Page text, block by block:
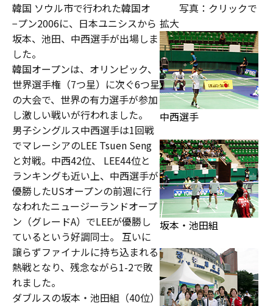
韓国 ソウル市で行われた韓国オ
−プン2006に、日本ユニシスから
坂本、池田、中西選手が出場しま
した。
韓国オープンは、オリンピック、
世界選手権（7つ星）に次ぐ6つ星
の大会で、世界の有力選手が参加
し激しい戦いが行われました。
男子シングルス中西選手は1回戦
でマレーシアのLEE Tsuen Seng
と対戦。中西42位、 LEE44位と
ランキングも近い上、中西選手が
優勝したUSオープンの前週に行
なわれたニュージーランドオープ
ン（グレードA）でLEEが優勝し
ているという好調同士。 互いに
譲らずファイナルに持ち込まれる
熱戦となり、残念ながら1-2で敗
れました。
ダブルスの坂本・池田組（40位）
写真：クリックで
拡大
中西選手
坂本・池田組